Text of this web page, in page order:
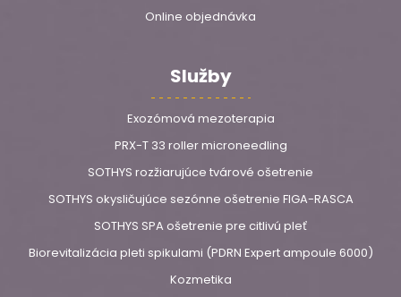
Online objednávka
Služby
Exozómová mezoterapia
PRX-T 33 roller microneedling
SOTHYS rozžiarujúce tvárové ošetrenie
SOTHYS okysličujúce sezónne ošetrenie FIGA-RASCA
SOTHYS SPA ošetrenie pre citlivú pleť
Biorevitalizácia pleti spikulami (PDRN Expert ampoule 6000)
Kozmetika